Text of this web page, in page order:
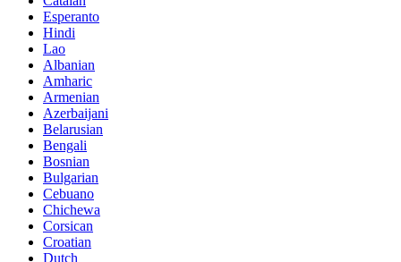
Esperanto
Hindi
Lao
Albanian
Amharic
Armenian
Azerbaijani
Belarusian
Bengali
Bosnian
Bulgarian
Cebuano
Chichewa
Corsican
Croatian
Dutch